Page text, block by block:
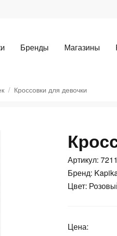
Бренды Магазины
Кроссовки для девочки
Артикул:
Бренд:
Цвет:
Цена:
без переплат